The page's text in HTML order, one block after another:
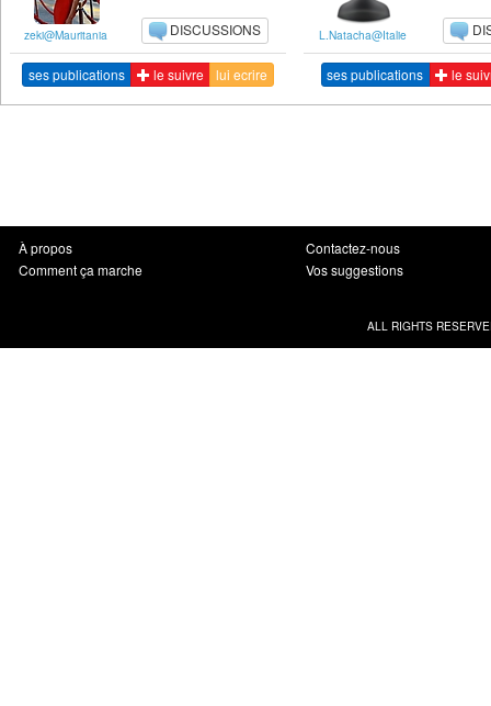
zeki@Mauritania DISCUSSIONS
ses publications le suivre lui ecrire
L.Natacha@Italie
ses publications le
À propos
Comment ça marche
Contactez-nous
Vos suggestions
ALL RIGHTS